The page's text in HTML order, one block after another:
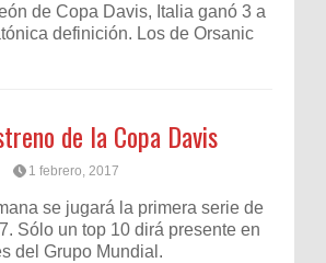
de Copa Davis, Italia ganó 3 a
definición. Los de Orsanic
de la Copa Davis
1 febrero, 2017
se jugará la primera serie de
Sólo un top 10 dirá presente en
del Grupo Mundial.